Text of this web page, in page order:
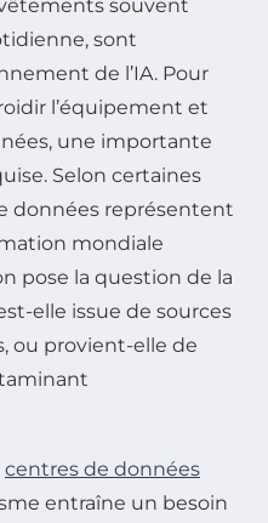
souvent
sont
de l’IA. Pour
l’équipement et
une importante
Selon certaines
données représentent
mondiale
pose la question de la
elle issue de sources
ou provient-elle de
centres de données
entraîne un besoin